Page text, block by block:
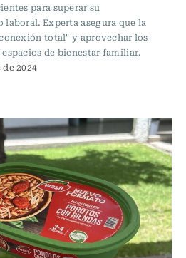
para superar su
Experta asegura que la
total" y aprovechar los
de bienestar familiar.
2024